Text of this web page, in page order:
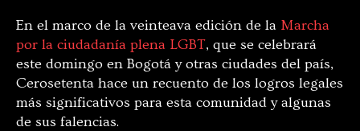
En el marco de la veinteava edición de la Marcha
por la ciudadanía plena LGBT, que se celebrará
este domingo en Bogotá y otras ciudades del país,
Cerosetenta hace un recuento de los logros legales
más significativos para esta comunidad y algunas
de sus falencias.